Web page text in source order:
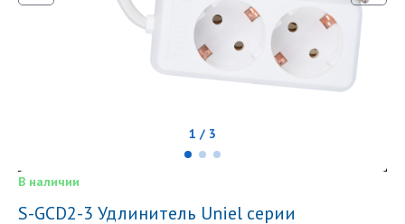
1 / 3
В наличии
S-GCD2-3 Удлинитель Uniel серии